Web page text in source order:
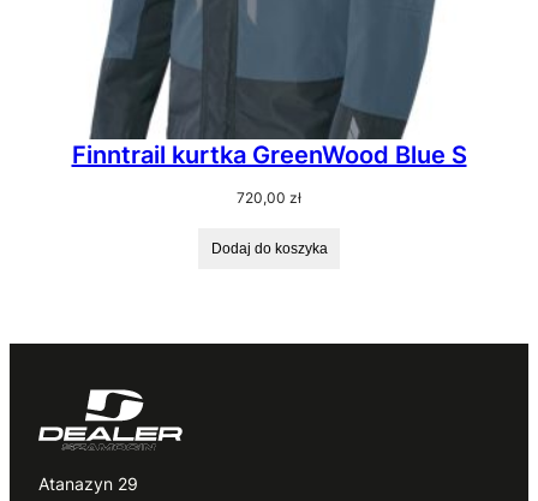
Finntrail kurtka GreenWood Blue S
720,00 zł
Dodaj do koszyka
Atanazyn 29